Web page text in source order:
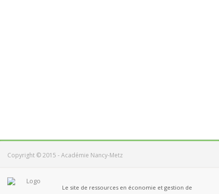
Copyright © 2015 - Académie Nancy-Metz
Le site de ressources en économie et gestion de